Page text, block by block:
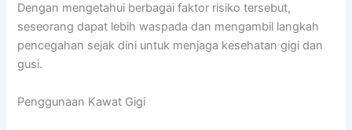
Dengan mengetahui berbagai faktor risiko tersebut,
seseorang dapat lebih waspada dan mengambil langkah
pencegahan sejak dini untuk menjaga kesehatan gigi dan
gusi.
Penggunaan Kawat Gigi